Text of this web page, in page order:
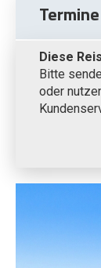
Diese
Bitte
oder